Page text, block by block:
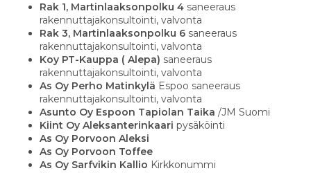
Rak 1, Martinlaaksonpolku 4 saneeraus
rakennuttajakonsultointi, valvonta
Rak 3, Martinlaaksonpolku 6 saneeraus
rakennuttajakonsultointi, valvonta
Koy PT-Kauppa ( Alepa) saneeraus
rakennuttajakonsultointi, valvonta
As Oy Perho Matinkylä Espoo saneeraus
rakennuttajakonsultointi, valvonta
Asunto Oy Espoon Tapiolan Taika /JM Suomi
Kiint Oy Aleksanterinkaari pysäköinti
As Oy Porvoon Aleksi
As Oy Porvoon Toffee
As Oy Sarfvikin Kallio Kirkkonummi